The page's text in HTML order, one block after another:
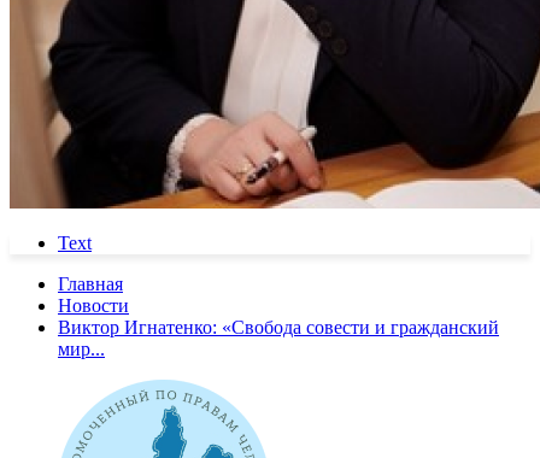
Text
Главная
Новости
Виктор Игнатенко: «Свобода совести и гражданский
мир...